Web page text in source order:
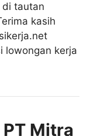
di tautan
kasih
lowongan kerja
Mitra